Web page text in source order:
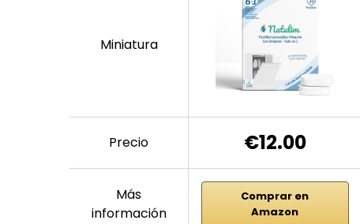
Miniatura
Precio €12.00
Más
información
Comprar en
Amazon